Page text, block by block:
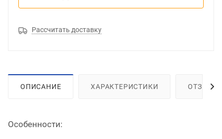
Рассчитать доставку
ОПИСАНИЕ ХАРАКТЕРИСТИКИ ОТЗЫВЫ
Особенности: